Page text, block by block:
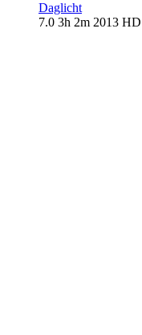
Daglicht
7.0 3h 2m 2013 HD